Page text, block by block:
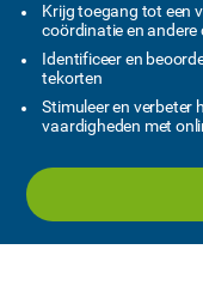
Krijg toegang tot een
coördinatie en
Identificeer en
tekorten
Stimuleer en verbeter
vaardigheden met